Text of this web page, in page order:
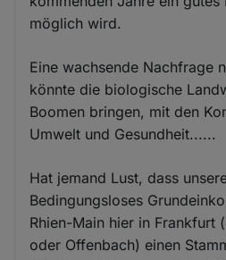
möglich wird.
Eine wachsende Nachfrage
könnte die biologische
Boomen bringen, mit den
Umwelt und Gesundheit......
Hat jemand Lust, dass
Bedingungsloses
Rhien-Main hier in Frankfurt
oder Offenbach) einen